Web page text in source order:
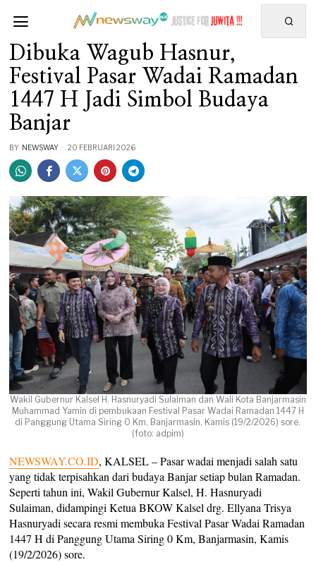
Dibuka Wagub Hasnur,
Festival Pasar Wadai Ramadan
1447 H Jadi Simbol Budaya
Banjar
BY NEWSWAY 20 FEBRUARI 2026
Wakil Gubernur Kalsel H. Hasnuryadi Sulaiman dan Wali Kota Banjarmasin
Muhammad Yamin di pembukaan Festival Pasar Wadai Ramadan 1447 H
di Panggung Utama Siring 0 Km, Banjarmasin, Kamis (19/2/2026) sore.
(foto: adpim)
NEWSWAY.CO.ID, KALSEL – Pasar wadai menjadi salah satu
yang tidak terpisahkan dari budaya Banjar setiap bulan Ramadan.
Seperti tahun ini, Wakil Gubernur Kalsel, H. Hasnuryadi
Sulaiman, didampingi Ketua BKOW Kalsel drg. Ellyana Trisya
Hasnuryadi secara resmi membuka Festival Pasar Wadai Ramadan
1447 H di Panggung Utama Siring 0 Km, Banjarmasin, Kamis
(19/2/2026) sore.